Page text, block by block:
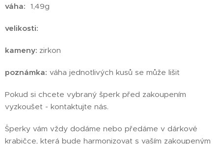
váha: 1,49g
velikosti:
kameny: zirkon
poznámka: váha jednotlivých kusů se může lišit
Pokud si chcete vybraný šperk před zakoupením
vyzkoušet - kontaktujte nás.
Šperky vám vždy dodáme nebo předáme v dárkové
krabičce, která bude harmonizovat s vaším zakoupeným